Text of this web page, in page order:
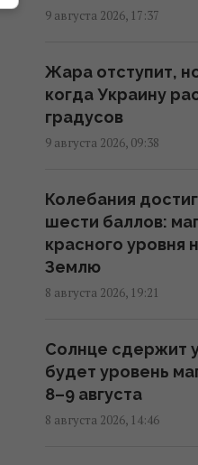
Россия
19:54 воскресенье, 09
В Косово
Атаки на
создать новые
экономики РФ: в
История о том,
поставляют
9 августа 2026, 17:37
Жара отступит,
когда Украину
градусов
9 августа 2026, 09:38
Колебания
шести баллов:
красного уровня
Землю
8 августа 2026, 19:21
Солнце сдержит
будет уровень
8–9 августа
8 августа 2026, 14:46